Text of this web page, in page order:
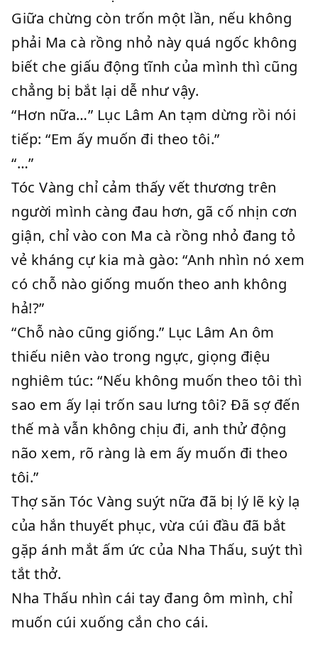
Giữa chừng còn trốn một lần, nếu không
phải Ma cà rồng nhỏ này quá ngốc không
biết che giấu động tĩnh của mình thì cũng
chẳng bị bắt lại dễ như vậy.
“Hơn nữa…” Lục Lâm An tạm dừng rồi nói
tiếp: “Em ấy muốn đi theo tôi.”
“…”
Tóc Vàng chỉ cảm thấy vết thương trên
người mình càng đau hơn, gã cố nhịn cơn
giận, chỉ vào con Ma cà rồng nhỏ đang tỏ
vẻ kháng cự kia mà gào: “Anh nhìn nó xem
có chỗ nào giống muốn theo anh không
hả!?”
“Chỗ nào cũng giống.” Lục Lâm An ôm
thiếu niên vào trong ngực, giọng điệu
nghiêm túc: “Nếu không muốn theo tôi thì
sao em ấy lại trốn sau lưng tôi? Đã sợ đến
thế mà vẫn không chịu đi, anh thử động
não xem, rõ ràng là em ấy muốn đi theo
tôi.”
Thợ săn Tóc Vàng suýt nữa đã bị lý lẽ kỳ lạ
của hắn thuyết phục, vừa cúi đầu đã bắt
gặp ánh mắt ấm ức của Nha Thấu, suýt thì
tắt thở.
Nha Thấu nhìn cái tay đang ôm mình, chỉ
muốn cúi xuống cắn cho cái.